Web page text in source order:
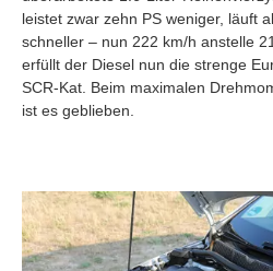
leistet zwar zehn PS weniger, läuft
schneller – nun 222 km/h anstelle
erfüllt der Diesel nun die strenge
SCR-Kat. Beim maximalen
ist es geblieben.